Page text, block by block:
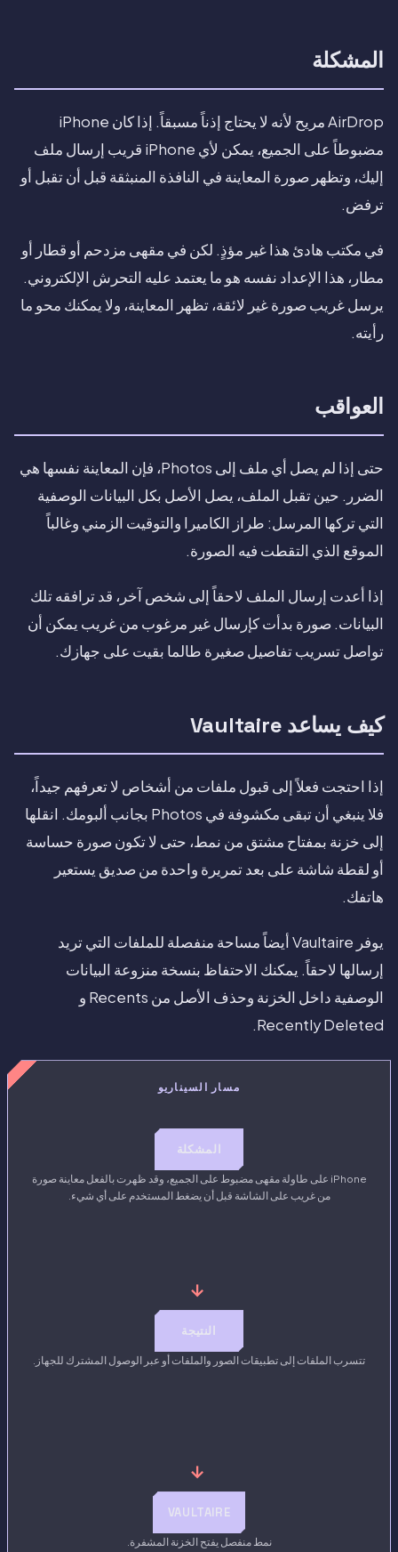
المشكلة
AirDrop مريح لأنه لا يحتاج إذناً مسبقاً. إذا كان iPhone
مضبوطاً على الجميع، يمكن لأي iPhone قريب إرسال ملف
إليك، وتظهر صورة المعاينة في النافذة المنبثقة قبل أن تقبل أو
ترفض.
في مكتب هادئ هذا غير مؤذٍ. لكن في مقهى مزدحم أو قطار أو
مطار، هذا الإعداد نفسه هو ما يعتمد عليه التحرش الإلكتروني.
يرسل غريب صورة غير لائقة، تظهر المعاينة، ولا يمكنك محو ما
رأيته.
العواقب
حتى إذا لم يصل أي ملف إلى Photos، فإن المعاينة نفسها هي
الضرر. حين تقبل الملف، يصل الأصل بكل البيانات الوصفية
التي تركها المرسل: طراز الكاميرا والتوقيت الزمني وغالباً
الموقع الذي التقطت فيه الصورة.
إذا أعدت إرسال الملف لاحقاً إلى شخص آخر، قد ترافقه تلك
البيانات. صورة بدأت كإرسال غير مرغوب من غريب يمكن أن
تواصل تسريب تفاصيل صغيرة طالما بقيت على جهازك.
كيف يساعد Vaultaire
إذا احتجت فعلاً إلى قبول ملفات من أشخاص لا تعرفهم جيداً،
فلا ينبغي أن تبقى مكشوفة في Photos بجانب ألبومك. انقلها
إلى خزنة بمفتاح مشتق من نمط، حتى لا تكون صورة حساسة
أو لقطة شاشة على بعد تمريرة واحدة من صديق يستعير
هاتفك.
يوفر Vaultaire أيضاً مساحة منفصلة للملفات التي تريد
إرسالها لاحقاً. يمكنك الاحتفاظ بنسخة منزوعة البيانات
الوصفية داخل الخزنة وحذف الأصل من Recents و
Recently Deleted.
مسار السيناريو
المشكلة
iPhone على طاولة مقهى مضبوط على الجميع، وقد ظهرت بالفعل معاينة صورة
من غريب على الشاشة قبل أن يضغط المستخدم على أي شيء.
→
النتيجة
تتسرب الملفات إلى تطبيقات الصور والملفات أو عبر الوصول المشترك للجهاز.
→
VAULTAIRE
نمط منفصل يفتح الخزنة المشفرة.